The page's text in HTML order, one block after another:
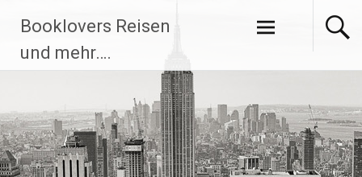
Inhalt
springen
Booklovers Reisen
und mehr….